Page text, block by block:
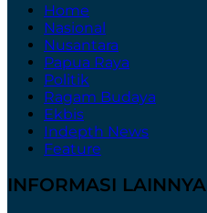
Home
Nasional
Nusantara
Papua Raya
Politik
Ragam Budaya
Ekbis
Indepth News
Feature
INFORMASI LAINNYA